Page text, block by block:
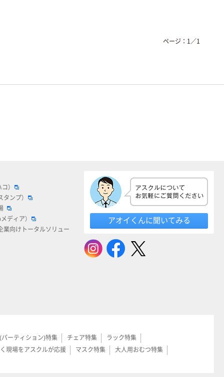
ページ： 1 ／1
）
タンプ）
ディア）
業向けトータルソリュー
アオイくんに聞いてみる
ーティション)特集 チェア特集
ラック特集
現場をアスクルが応援 マスク特集
大人用おむつ特集